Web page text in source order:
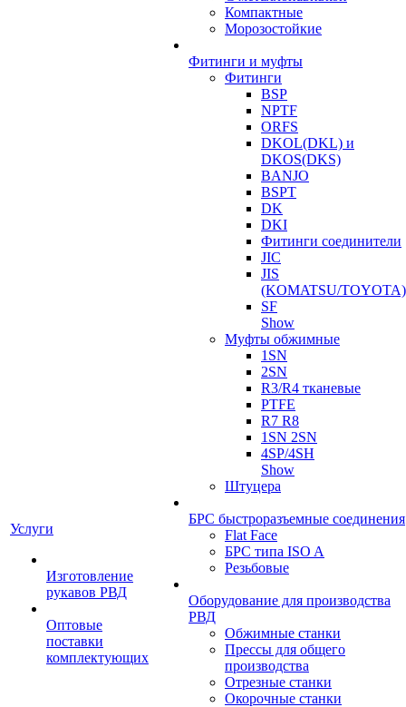
Услуги
Изготовление
рукавов РВД
Оптовые
поставки
комплектующих
Компактные
Морозостойкие
Фитинги и муфты
Фитинги
BSP
NPTF
ORFS
DKOL(DKL) и
DKOS(DKS)
BANJO
BSPT
DK
DKI
Фитинги соединители
JIC
JIS
(KOMATSU/TOYOTA)
SF
Show
Муфты обжимные
1SN
2SN
R3/R4 тканевые
PTFE
R7 R8
1SN 2SN
4SP/4SH
Show
Штуцера
БРС быстроразъемные соединения
Flat Face
БРС типа ISO A
Резьбовые
Оборудование для производства
РВД
Обжимные станки
Прессы для общего
производства
Отрезные станки
Окорочные станки